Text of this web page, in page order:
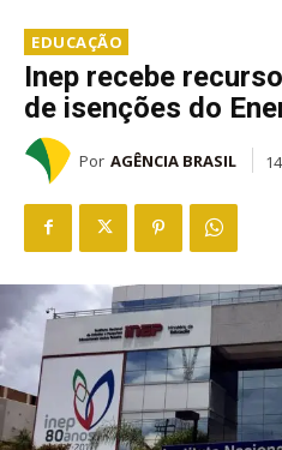
EDUCAÇÃO
Inep recebe
de isenções do
Por AGÊNCIA BRASIL